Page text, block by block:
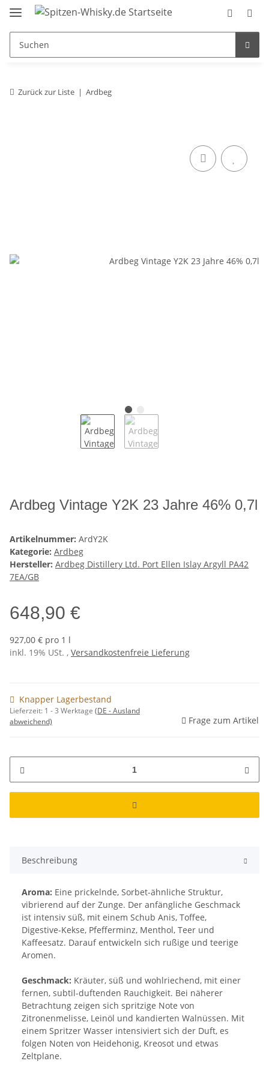
Zurück zur Liste Ardbeg
Ardbeg Vintage Y2K 23 Jahre 46% 0,7l
Artikelnummer: ArdY2K
Kategorie: Ardbeg
Hersteller: Ardbeg Distillery Ltd. Port Ellen Islay Argyll PA42
7EA/GB
648,90 €
927,00 € pro 1 l
inkl. 19% USt. , Versandkostenfreie Lieferung
Knapper Lagerbestand
Lieferzeit: 1 - 3 Werktage (DE - Ausland
abweichend)
Frage zum Artikel
Beschreibung
Aroma: Eine prickelnde, Sorbet-ähnliche Struktur,
vibrierend auf der Zunge. Der anfängliche Geschmack
ist intensiv süß, mit einem Schub Anis, Toffee,
Digestive-Kekse, Pfefferminz, Menthol, Teer und
Kaffeesatz. Darauf entwickeln sich rußige und teerige
Aromen.
Geschmack: Kräuter, süß und wohlriechend, mit einer
fernen, subtil-duftenden Rauchigkeit. Bei näherer
Betrachtung zeigen sich spritzige Note von
Zitronenmelisse, Leinöl und kandierten Walnüssen. Mit
einem Spritzer Wasser intensiviert sich der Duft, es
folgen Noten von Heidehonig, Kreosot und etwas
Zeltplane.